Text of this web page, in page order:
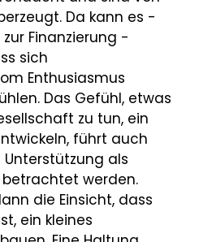
Da kann es -
Finanzierung -
sich
Enthusiasmus
Das Gefühl, etwas
zu tun, ein
führt auch
als
betrachtet werden.
die Einsicht, dass
ein kleines